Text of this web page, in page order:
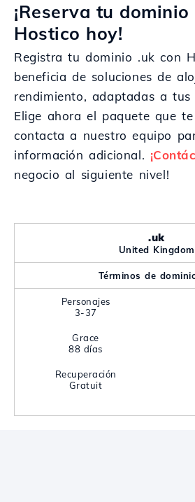
¡Reserva tu dominio
Hostico hoy!
Registra tu dominio .uk con
beneficia de soluciones de
rendimiento, adaptadas a tus
Elige ahora el paquete que
contacta a nuestro equipo
información adicional.
negocio al siguiente nivel!
.uk
United Kingdom
Términos de
Personajes
3-37
Grace
88 días
Recuperación
Gratuit